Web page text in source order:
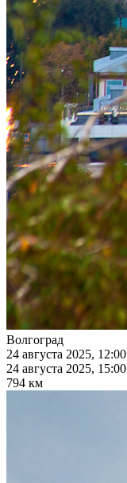
Волгоград
24 августа 2025, 12:00
24 августа 2025, 15:00
794 км